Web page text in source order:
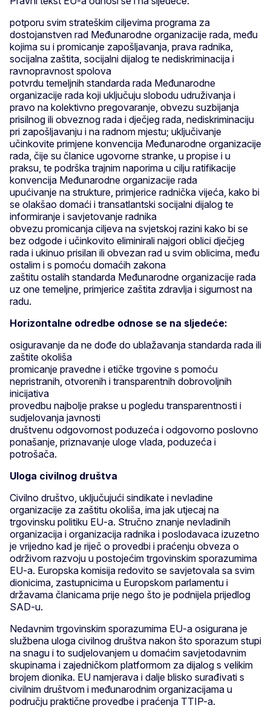
potporu svim strateškim ciljevima programa za
dostojanstven rad Međunarodne organizacije rada, među
kojima su i promicanje zapošljavanja, prava radnika,
socijalna zaštita, socijalni dijalog te nediskriminacija i
ravnopravnost spolova
potvrdu temeljnih standarda rada Međunarodne
organizacije rada koji uključuju slobodu udruživanja i
pravo na kolektivno pregovaranje, obvezu suzbijanja
prisilnog ili obveznog rada i dječjeg rada, nediskriminaciju
pri zapošljavanju i na radnom mjestu; uključivanje
učinkovite primjene konvencija Međunarodne organizacije
rada, čije su članice ugovorne stranke, u propise i u
praksu, te podrška trajnim naporima u cilju ratifikacije
konvencija Međunarodne organizacije rada
upućivanje na strukture, primjerice radnička vijeća, kako bi
se olakšao domaći i transatlantski socijalni dijalog te
informiranje i savjetovanje radnika
obvezu promicanja ciljeva na svjetskoj razini kako bi se
bez odgode i učinkovito eliminirali najgori oblici dječjeg
rada i ukinuo prisilan ili obvezan rad u svim oblicima, među
ostalim i s pomoću domaćih zakona
zaštitu ostalih standarda Međunarodne organizacije rada
uz one temeljne, primjerice zaštita zdravlja i sigurnost na
radu.
Horizontalne odredbe odnose se na sljedeće:
osiguravanje da ne dođe do ublažavanja standarda rada ili
zaštite okoliša
promicanje pravedne i etičke trgovine s pomoću
nepristranih, otvorenih i transparentnih dobrovoljnih
inicijativa
provedbu najbolje prakse u pogledu transparentnosti i
sudjelovanja javnosti
društvenu odgovornost poduzeća i odgovorno poslovno
ponašanje, priznavanje uloge vlada, poduzeća i
potrošača.
Uloga civilnog društva
Civilno društvo, uključujući sindikate i nevladine
organizacije za zaštitu okoliša, ima jak utjecaj na
trgovinsku politiku EU-a. Stručno znanje nevladinih
organizacija i organizacija radnika i poslodavaca izuzetno
je vrijedno kad je riječ o provedbi i praćenju obveza o
održivom razvoju u postojećim trgovinskim sporazumima
EU-a. Europska komisija redovito se savjetovala sa svim
dionicima, zastupnicima u Europskom parlamentu i
državama članicama prije nego što je podnijela prijedlog
SAD-u.
Nedavnim trgovinskim sporazumima EU-a osigurana je
službena uloga civilnog društva nakon što sporazum stupi
na snagu i to sudjelovanjem u domaćim savjetodavnim
skupinama i zajedničkom platformom za dijalog s velikim
brojem dionika. EU namjerava i dalje blisko surađivati s
civilnim društvom i međunarodnim organizacijama u
području praktične provedbe i praćenja TTIP-a.